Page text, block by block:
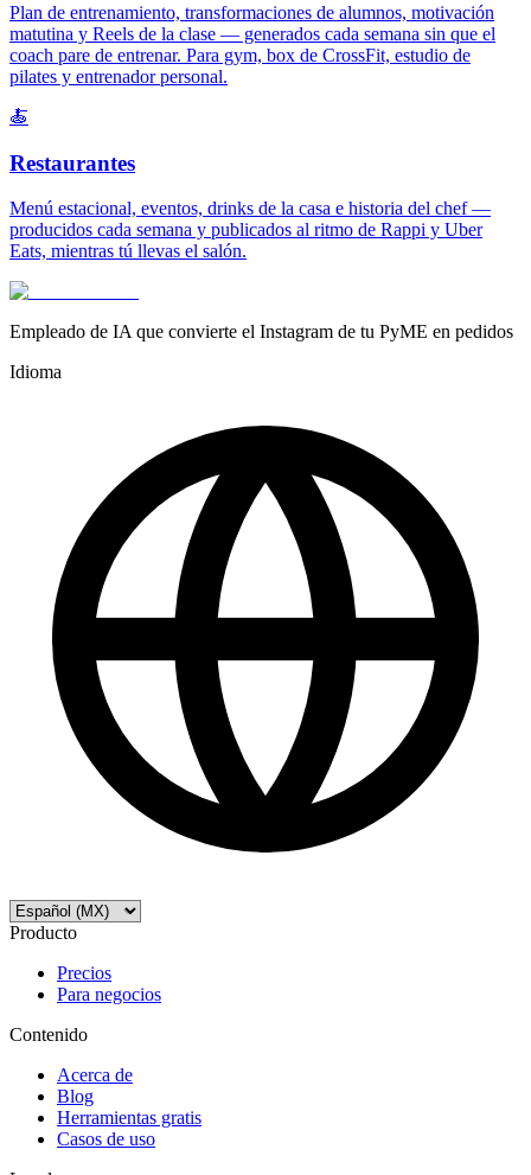
Plan de entrenamiento, transformaciones de alumnos, motivación
matutina y Reels de la clase — generados cada semana sin que el
coach pare de entrenar. Para gym, box de CrossFit, estudio de
pilates y entrenador personal.
🍝
Restaurantes
Menú estacional, eventos, drinks de la casa e historia del chef —
producidos cada semana y publicados al ritmo de Rappi y Uber
Eats, mientras tú llevas el salón.
Empleado de IA que convierte el Instagram de tu PyME en pedidos
Idioma
Producto
Precios
Para negocios
Contenido
Acerca de
Blog
Herramientas gratis
Casos de uso